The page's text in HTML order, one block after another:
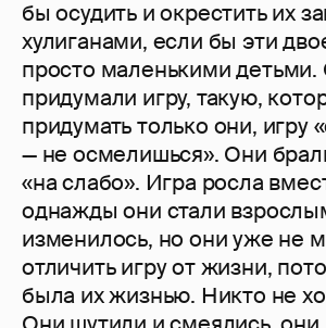
бы осудить и окрестить их
хулиганами, если бы эти
просто маленькими детьми.
придумали игру, такую,
придумать только они, игру
— не осмелишься». Они
«на слабо». Игра росла
однажды они стали
изменилось, но они уже не
отличить игру от жизни,
была их жизнью. Никто не